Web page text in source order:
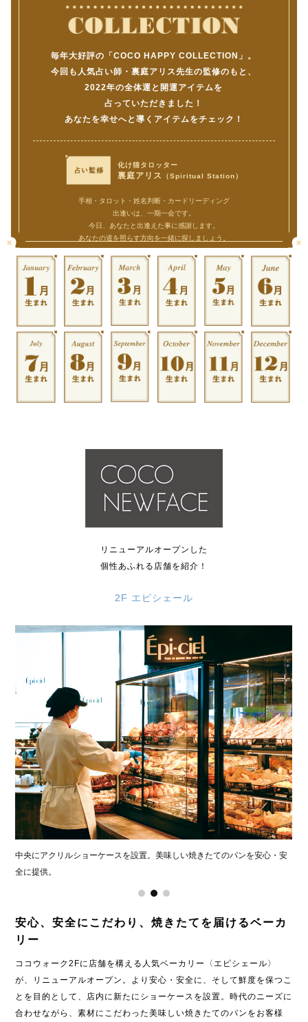
ワイルドステーキ
(150g)1,045円 /(200g)1,408円 /(300g)1,804円 /(45
0g)2,420円
150g〜450gまでサイズを選ぶことができる
すき焼き 2,200円
煮だした野菜の旨味、柔らかな肉の食感が堪能できる冬の人気
メニュー。
溶き卵にくぐらせて召し上がれ
4F／ 中の茶屋 重籠
牡蠣ふらい膳 1,390円
毎シーズン冬の人気メニューとしてファンが多い「牡蠣ふら
い」。
テイクアウトできるのも◎
4F／ 濵かつ
鯛だしそば 1,100円
鯛だしの旨味、香り。
新鮮なねぎの食感、見た目の美しさ。
食べる前から、旨さへの期待をいだく限定メニュー
4F／ 十割そば 素屋
貝汁定食 990円
旨味たっぷりのあさりの味噌汁とさばの塩焼きがセットになっ
た、味・ボリューム共に大満足の定食
4F／ お魚 はな乃
手仕事ハンバーグ
(140g)1,210円 /(180g)1,410円
看板メニューのハンバーグはもちろん、
名物パイ包みスープ
（セット価格440円）は必食のサイドメニュー!!
4F／ ぎゅう丸
もつ鍋(2人前〜) 2,178円
新鮮なもつの食感が楽しめるもつ鍋。
あっさりながらも野菜の旨味、コクを感じるスープも美味。
〆はちゃんぽん麺で是非
4F／ 浦上ホルモン
毎年大好評の「COCO HAPPY COLLECTION」。
今回も人気占い師・裏庭アリス先生の監修のもと、
2022年の全体運と開運アイテムを
占っていただきました！
あなたを幸せへと導くアイテムをチェック！
化け猫タロッター
裏庭アリス （Spiritual Station）
手相・タロット・姓名判断・カードリーディング
出逢いは、一期一会です。
今日、あなたと出逢えた事に感謝します。
あなたの道を照らす方向を一緒に探しましょう。
リニューアルオープンした
個性あふれる店舗を紹介！
2F エピシェール
中央にアクリルショーケースを設置。美味しい焼きたてのパンを安心・安
全に提供。
外観もブラウンを基調としたカラーリングで、シンプルでシックな装いに
リニューアル!!
安心、安全にこだわり、焼きたてを届けるベーカ
リー
ココウォーク2Fに店舗を構える人気ベーカリー〈エピシェール〉
が、リニューアルオープン。より安心・安全に、そして鮮度を保つこ
とを目的として、店内に新たにショーケースを設置。時代のニーズに
合わせながら、素材にこだわった美味しい焼きたてのパンをお客様